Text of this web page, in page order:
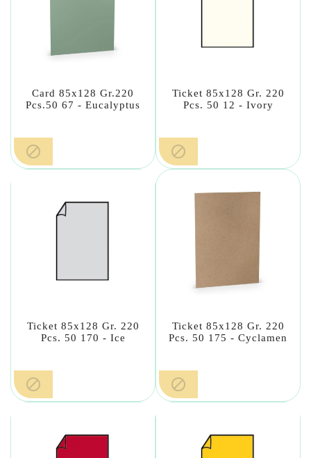
Card 85x128 Gr.220
Pcs.50 67 - Eucalyptus

Ticket 85x128 Gr. 220
Pcs. 50 12 - Ivory

Ticket 85x128 Gr. 220
Pcs. 50 170 - Ice

Ticket 85x128 Gr. 220
Pcs. 50 175 - Cyclamen
